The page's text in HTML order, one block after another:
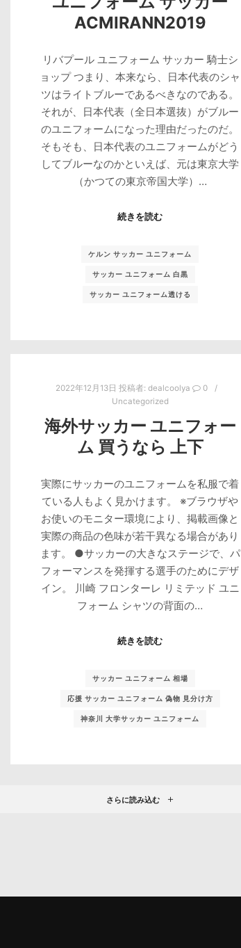
ACMIRANN2019
リバプール ユニフォーム サッカー 騎士シ
ョップ つまり、本来なら、日本代表のシャ
ツはライトブルーであるべきなのである。
それが、日本代表（全日本選抜）がブルー
のユニフォームになった理由だったのだ。
そもそも、日本代表のユニフォームがどう
してブルーなのかといえば、元は東京大学
（かつての東京帝国大学）…
続きを読む
ケルン サッカー ユニフォーム
サッカー ユニフォーム 白黒
サッカー ユニフォーム透ける
2022年12月13日 投稿者:dealcoolya
0
Uncategorized
海外サッカー ユニフォー
ム 買うなら 上下
実際にサッカーのユニフォームを私服で着
ている人もよく見かけます。 ※ブラウザや
お使いのモニター環境により、掲載画像と
実際の商品の色味が若干異なる場合があり
ます。 ●サッカーの大きなステージで、パ
フォーマンスを発揮する選手のためにデザ
イン。 川崎 フロンターレ リミテッド ユニ
フォーム シャツの背面の…
続きを読む
サッカー ユニフォーム 相場
応援 サッカー ユニフォーム 偽物 見分け方
神奈川 大学サッカー ユニフォーム
さらに読み込む